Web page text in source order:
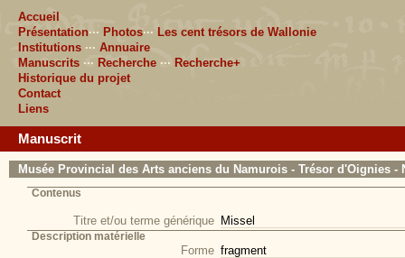
Accueil
Présentation··· Photos··· Les cent trésors de Wallonie
Institutions ··· Annuaire
Manuscrits ··· Recherche ··· Recherche+
Historique du projet
Contact
Liens
Manuscrit
Musée Provincial des Arts anciens du Namurois - Trésor d'Oignies -
Contenus
Titre et/ou terme générique Missel
Description matérielle
Forme fragment